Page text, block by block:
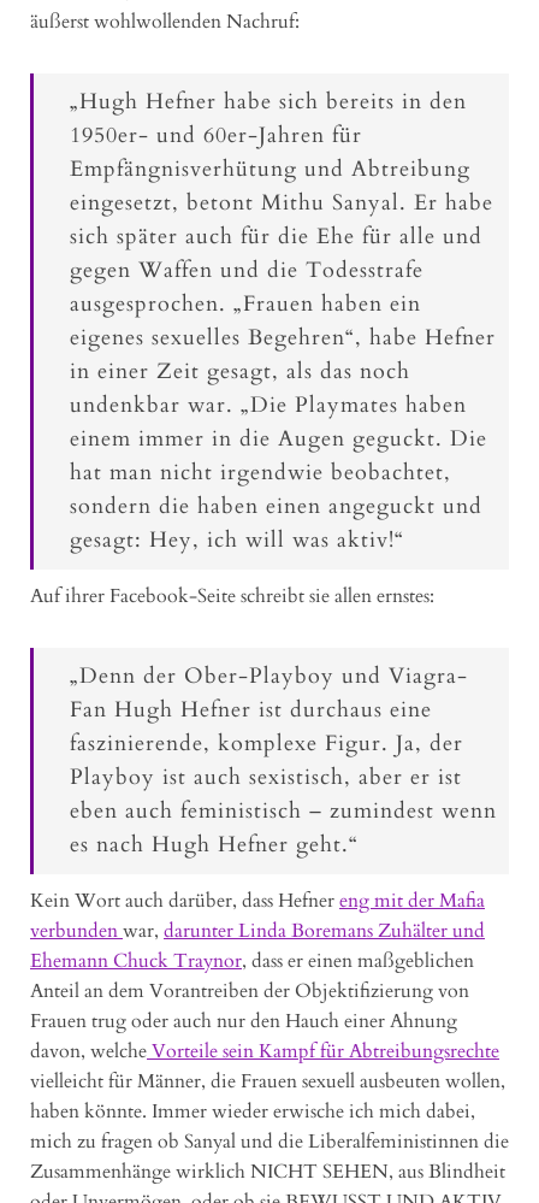
äußerst wohlwollenden Nachruf:
„Hugh Hefner habe sich bereits in den
1950er- und 60er-Jahren für
Empfängnisverhütung und Abtreibung
eingesetzt, betont Mithu Sanyal. Er habe
sich später auch für die Ehe für alle und
gegen Waffen und die Todesstrafe
ausgesprochen. „Frauen haben ein
eigenes sexuelles Begehren“, habe Hefner
in einer Zeit gesagt, als das noch
undenkbar war. „Die Playmates haben
einem immer in die Augen geguckt. Die
hat man nicht irgendwie beobachtet,
sondern die haben einen angeguckt und
gesagt: Hey, ich will was aktiv!“
Auf ihrer Facebook-Seite schreibt sie allen ernstes:
„Denn der Ober-Playboy und Viagra-
Fan Hugh Hefner ist durchaus eine
faszinierende, komplexe Figur. Ja, der
Playboy ist auch sexistisch, aber er ist
eben auch feministisch – zumindest wenn
es nach Hugh Hefner geht.“
Kein Wort auch darüber, dass Hefnereng mit der Mafia
verbundenwar, darunter Linda Boremans Zuhälter und
Ehemann Chuck Traynor, dass er einen maßgeblichen
Anteil an dem Vorantreiben der Objektifizierung von
Frauen trug oder auch nur den Hauch einer Ahnung
davon, welcheVorteile sein Kampf für Abtreibungsrechte
vielleicht für Männer, die Frauen sexuell ausbeuten wollen,
haben könnte. Immer wieder erwische ich mich dabei,
mich zu fragen ob Sanyal und die Liberalfeministinnen die
Zusammenhänge wirklich NICHT SEHEN, aus Blindheit